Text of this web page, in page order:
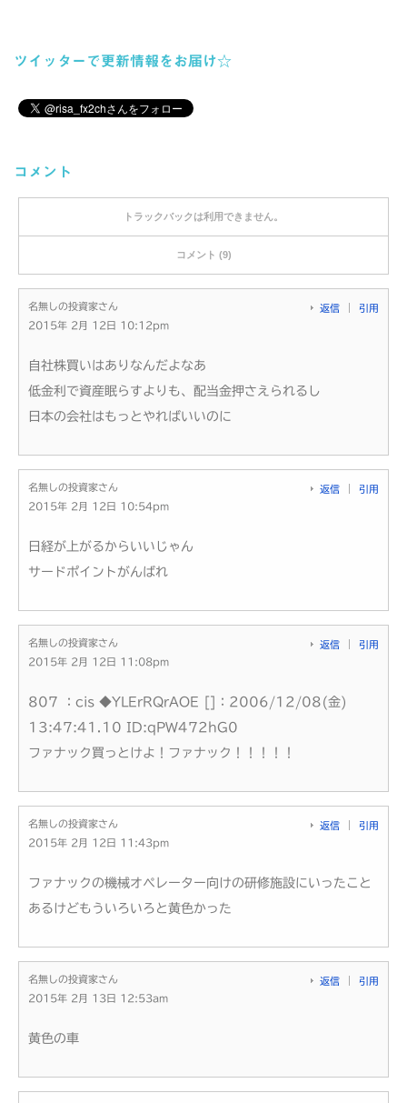
ツイッターで更新情報をお届け☆
コメント
トラックバックは利用できません。
コメント (9)
名無しの投資家さん
2015年 2月 12日 10:12pm
返信 引用
自社株買いはありなんだよなあ
低金利で資産眠らすよりも、配当金押さえられるし
日本の会社はもっとやればいいのに
名無しの投資家さん
2015年 2月 12日 10:54pm
返信 引用
日経が上がるからいいじゃん
サードポイントがんばれ
名無しの投資家さん
2015年 2月 12日 11:08pm
返信 引用
807 ：cis ◆YLErRQrAOE []：2006/12/08(金)
13:47:41.10 ID:qPW472hG0
ファナック買っとけよ！ファナック！！！！！
名無しの投資家さん
2015年 2月 12日 11:43pm
返信 引用
ファナックの機械オペレーター向けの研修施設にいったこと
あるけどもういろいろと黄色かった
名無しの投資家さん
2015年 2月 13日 12:53am
返信 引用
黄色の車